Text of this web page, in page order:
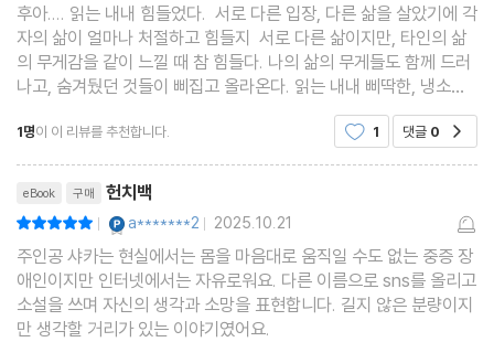
당시 생방송으로 진행된 서평가 좌담회에서도 확인할 수 있는데, 서
평가들은 이치카와 사오의 장애 당사자성을 중요하게 여기면서도
그것과 무관하게 『헌치백』의 문학성은 가히 압도적이라며 입을 모
았다.
중증 장애 당사자가 중증 장애인 주인공을 진실하고 생동감 있게 그
려냈다는 점만으로도 『헌치백』은 당사자 문학으로서 훌륭한 가치를
지니고 있지만, 이 작품이 선보이는 문학적 실험은 그 훌륭한 문학성
을 배가시킨다. 파격을 과감히 도전하는 작가를 발굴함으로써 문단
에 새바람을 불러일으키기로 정평이 난 아쿠타가와상의 수상작답
후아.... 읽는 내내 힘들었다. 서로 다른 입장, 다른 삶을 살았기에 각
자의 삶이 얼마나 처절하고 힘들지 서로 다른 삶이지만, 타인의 삶
의 무게감을 같이 느낄 때 참 힘들다. 나의 삶의 무게들도 함께 드러
나고, 숨겨뒀던 것들이 삐집고 올라온다. 읽는 내내 삐딱한, 냉소적
인 작가의 시선들이 내 삶을 후벼파는 느낌이다. 그래서 책을 덮으며
작가가 책 너머에서 겪었을 삶의 무
1명이 이 리뷰를 추천합니다. 1 댓글 0
eBook 구매 헌치백
| a*******2 | 2025.10.21
주인공 샤카는 현실에서는 몸을 마음대로 움직일 수도 없는 중증 장
애인이지만 인터넷에서는 자유로워요. 다른 이름으로 sns를 올리고
소설을 쓰며 자신의 생각과 소망을 표현합니다. 길지 않은 분량이지
만 생각할 거리가 있는 이야기였어요.